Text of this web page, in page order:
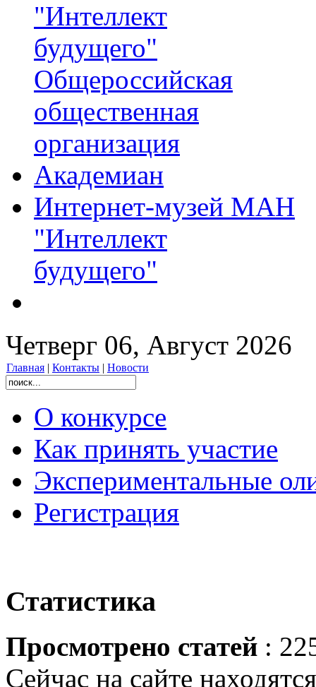
"Интеллект
будущего"
Общероссийская
общественная
организация
Академиан
Интернет-музей МАН
"Интеллект
будущего"
Четверг 06, Август 2026
Главная | Контакты | Новости
О конкурсе
Как принять участие
Экспериментальные
Регистрация
Статистика
Просмотрено статей :
Сейчас на сайте